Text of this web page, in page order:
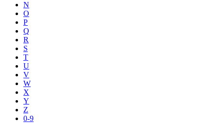
N
O
P
Q
R
S
T
U
V
W
X
Y
Z
0-9